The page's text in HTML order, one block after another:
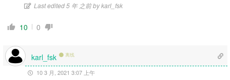
Last edited 5 年 之前 by karl_fsk
10 0
karl_fsk 离线
10 3 月, 2021 3:07 上午